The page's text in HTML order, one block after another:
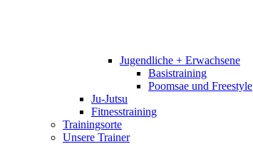
Jugendliche + Erwachsene
Basistraining
Poomsae und Freestyle
Ju-Jutsu
Fitnesstraining
Trainingsorte
Unsere Trainer